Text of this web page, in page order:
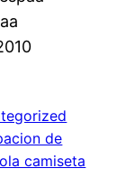
de
camiseta